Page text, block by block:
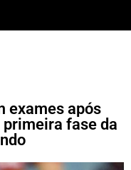
exames após
primeira fase da